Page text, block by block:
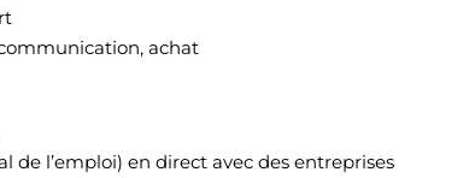
achat
de l’emploi) en direct avec des entreprises